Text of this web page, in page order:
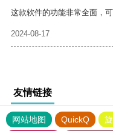
这款软件的功能非常全面，
2024-08-17
友情链接
网站地图 QuickQ